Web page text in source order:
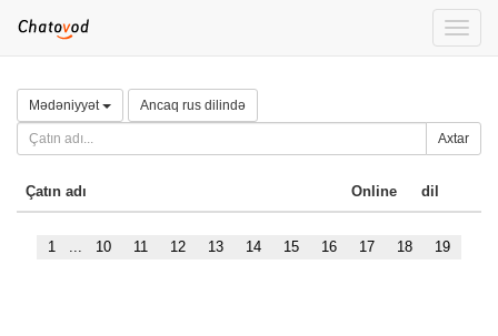
Toggle
Mədəniyyət Ancaq rus dilində
Axtar
Çatın adı Online dil
1 ... 10 11 12 13 14 15 16 17 18 19